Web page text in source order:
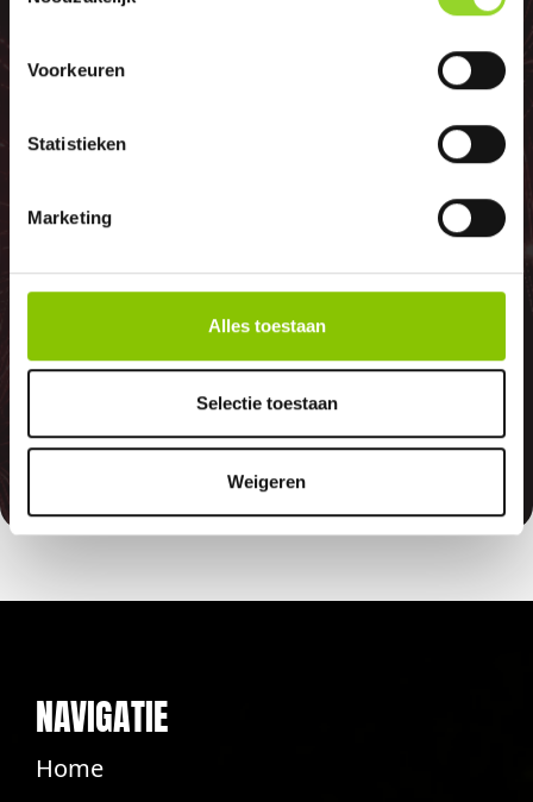
Voorkeuren
Statistieken
Marketing
Alles toestaan
Selectie toestaan
Weigeren
100%
GARANTIE
terug
NAVIGATIE
Home